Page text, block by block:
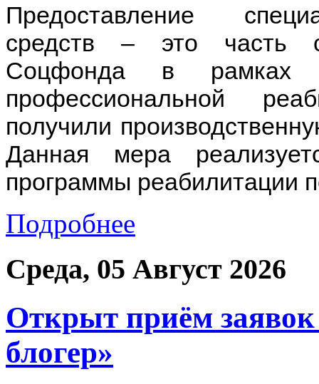
Предоставление
средств – это часть
Соцфонда в рамках
профессиональной
получили
Данная мера
программы реабилитации
Подробнее
Среда, 05 Август 2026
Открыт приём
блогер»